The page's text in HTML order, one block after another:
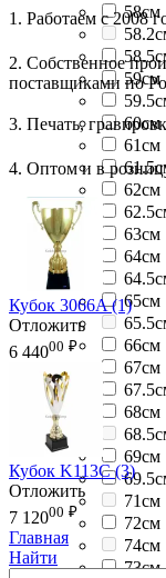
58см
59см
60см
61см
62см
63см
64см
65см
66см
67см
68см
69см
71см
72см
74см
73см
1. Работаем с 2008
2. Собственное
поставщиками по
3. Печать,
4. Оптом и в
Кубок 3066A (1)
Отложить
6 44000 ₽
Кубок K113C (3)
Отложить
7 12000 ₽
Главная
Найти